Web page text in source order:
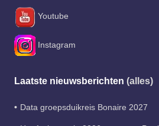
Youtube
Instagram
Laatste nieuwsberichten (alles)
Data groepsduikreis Bonaire 2027